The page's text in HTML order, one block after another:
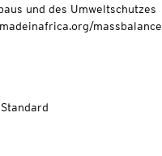
und des Umweltschutzes
massbalance